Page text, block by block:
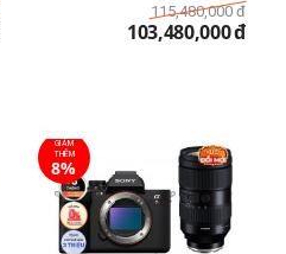
115,480,000 đ
103,480,000đ
GIẢM
THÊM
8%